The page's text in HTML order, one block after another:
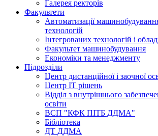
Галерея ректорів
Факультети
Автоматизації
технологій
Інтегрованих технологій і
Факультет машинобудування
Економіки та менеджменту
Підрозділи
Центр дистанційної і заочної
Центр ІТ рішень
Відділ з внутрішнього
освіти
ВСП "КФК ПІТБ ДДМА"
Бібліотека
ДТ ДДМА